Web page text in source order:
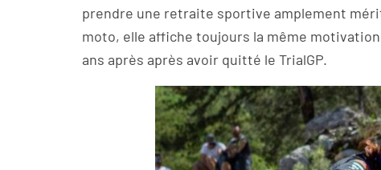
prendre une retraite sportive amplement
moto, elle affiche toujours la même
ans après après avoir quitté le TrialGP.